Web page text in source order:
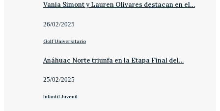
Vania Simont y Lauren Olivares destacan en el…
26/02/2025
Golf Universitario
Anáhuac Norte triunfa en la Etapa Final del…
25/02/2025
Infantil Juvenil